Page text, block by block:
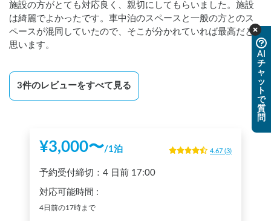
スタッフさんがとても親切で
色々対応していただきました。
営業時間内ならば
りました。（有料かな）
外にかで出来た遊具、お馬さんもいます。
小さなお子さんも楽しめるから，早めに現地に行ってチェッ
クインまで遊べると思います！
バーベキューテラスの横の駐車場を利用する
（なので、日中からいる他の車が停まっていると停車でき
施設の方がとても対応良く、親切にしてもらいました。施設
は綺麗でよかったです。車中泊のスペースと一般の方とのス
ペースが混同していたので、そこが分かれていれば最高だと
思います。
3件のレビューをすべて見る
¥3,000〜/1泊 4.67 (3)
予約受付締切： 4 日前 17:00
対応可能時間 :
4日前の17時まで
AI
チ
ャ
ッ
ト
で
質
問